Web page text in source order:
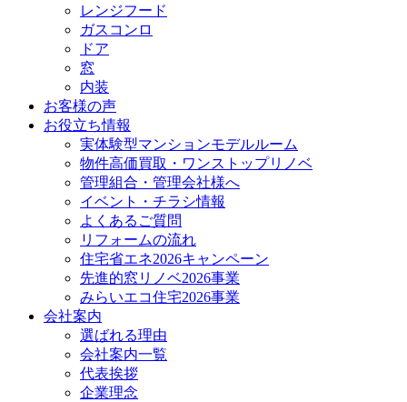
レンジフード
ガスコンロ
ドア
窓
内装
お客様の声
お役立ち情報
実体験型マンションモデルルーム
物件高価買取・ワンストップリノベ
管理組合・管理会社様へ
イベント・チラシ情報
よくあるご質問
リフォームの流れ
住宅省エネ2026キャンペーン
先進的窓リノベ2026事業
みらいエコ住宅2026事業
会社案内
選ばれる理由
会社案内一覧
代表挨拶
企業理念